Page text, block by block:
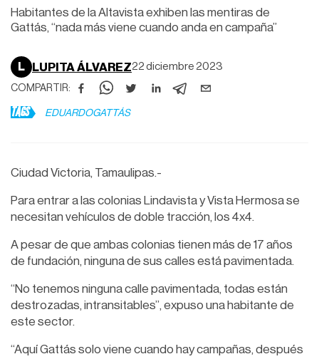
Habitantes de la Altavista exhiben las mentiras de
Gattás, “nada más viene cuando anda en campaña”
L LUPITA ÁLVAREZ22 diciembre 2023
COMPARTIR:
TAGS EDUARDOGATTÁS
Ciudad Victoria, Tamaulipas.-
Para entrar a las colonias Lindavista y Vista Hermosa se
necesitan vehículos de doble tracción, los 4x4.
A pesar de que ambas colonias tienen más de 17 años
de fundación, ninguna de sus calles está pavimentada.
“No tenemos ninguna calle pavimentada, todas están
destrozadas, intransitables”, expuso una habitante de
este sector.
“Aquí Gattás solo viene cuando hay campañas, después